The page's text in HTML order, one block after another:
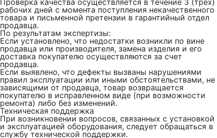
Проверка качества осуществляется в течение 3 (трех)
рабочих дней с момента поступления некачественного
товара и письменной претензии в гарантийный отдел
продавца.
По результатам экспертизы:
Если установлено, что недостатки возникли по вине
продавца или производителя, замена изделия и его
доставка покупателю осуществляются за счет
продавца.
Если выявлено, что дефекты вызваны нарушениями
правил эксплуатации или иными обстоятельствами, не
зависящими от продавца, товар возвращается
покупателю в исправленном виде (при возможности
ремонта) либо без изменений.
Техническая поддержка
При возникновении вопросов, связанных с установкой
и эксплуатацией оборудования, следует обращаться в
службу технической поддержки.